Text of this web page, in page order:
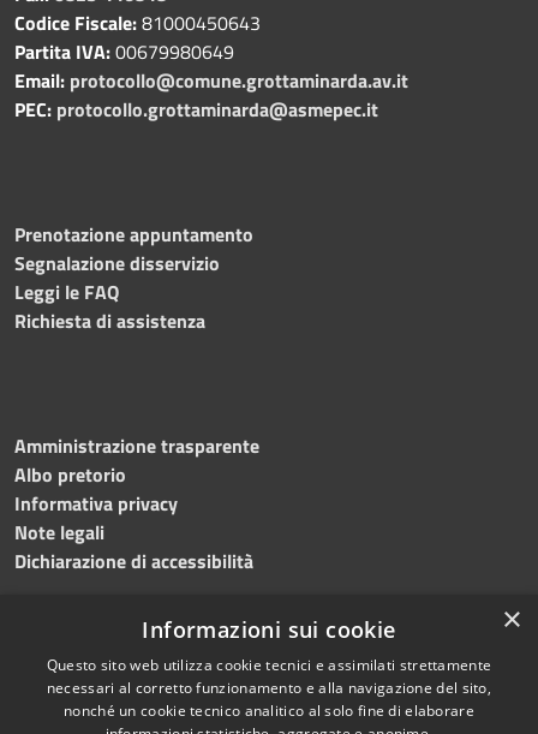
Codice Fiscale:81000450643
Partita IVA:00679980649
Email: protocollo@comune.grottaminarda.av.it
PEC: protocollo.grottaminarda@asmepec.it
Prenotazione appuntamento
Segnalazione disservizio
Leggi le FAQ
Richiesta di assistenza
Amministrazione trasparente
Albo pretorio
Informativa privacy
Note legali
Dichiarazione di accessibilità
RSS
Accessibilità
Copyright © 2024 •
Comune diGrottaminarda
×
Informazioni sui cookie
Questo sito web utilizza cookie tecnici e assimilati strettamente
necessari al corretto funzionamento e alla navigazione del sito,
nonché un cookie tecnico analitico al solo fine di elaborare